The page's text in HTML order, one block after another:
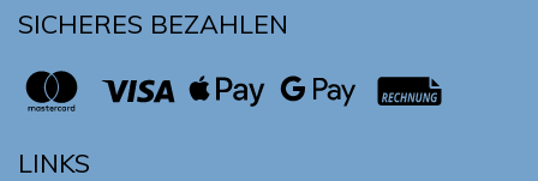
SICHERES BEZAHLEN
LINKS